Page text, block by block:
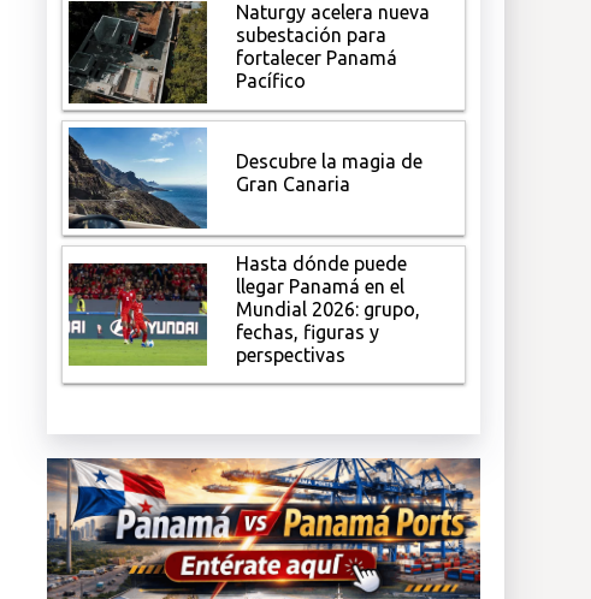
Naturgy acelera nueva
subestación para
fortalecer Panamá
Pacífico
Descubre la magia de
Gran Canaria
Hasta dónde puede
llegar Panamá en el
Mundial 2026: grupo,
fechas, figuras y
perspectivas